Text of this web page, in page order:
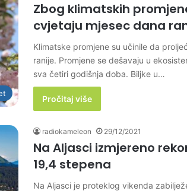
Zbog klimatskih
cvjetaju mjesec dana
Klimatske promjene su učinile da
ranije. Promjene se dešavaju u
sva četiri godišnja doba. Biljke u…
Pročitaj više
radiokameleon 29/12/2021
Na Aljasci izmjereno
19,4 stepena
Na Aljasci je proteklog vikenda